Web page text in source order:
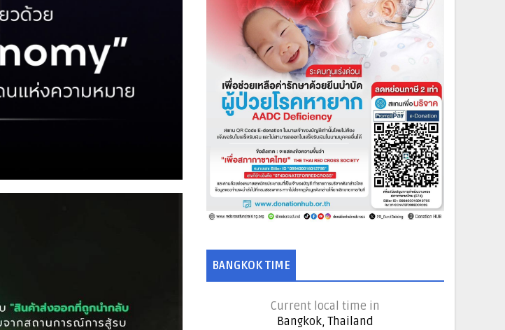
BANGKOK TIME
Current local time in
Bangkok, Thailand